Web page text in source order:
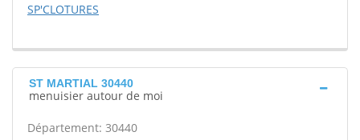
SP'CLOTURES
ST MARTIAL 30440
menuisier autour de moi
Département: 30440